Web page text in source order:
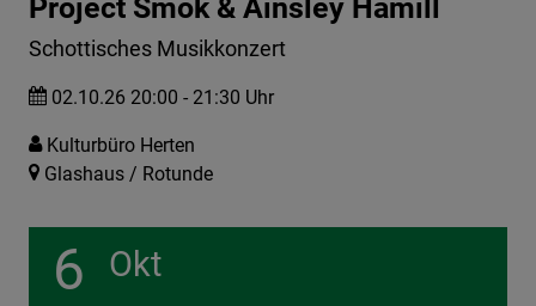
Project Smok & Ainsley Hamill
Schottisches Musikkonzert
02.10.26 20:00 - 21:30 Uhr
Kulturbüro Herten
Glashaus / Rotunde
6 Okt